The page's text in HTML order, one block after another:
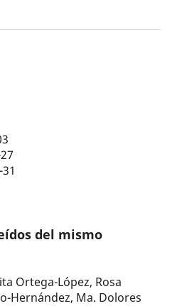
del mismo
Ortega-López, Rosa
Hernández, Ma. Dolores